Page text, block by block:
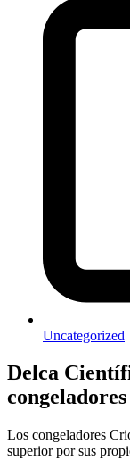
Uncategorized
Delca
Los congeladores
superior por sus